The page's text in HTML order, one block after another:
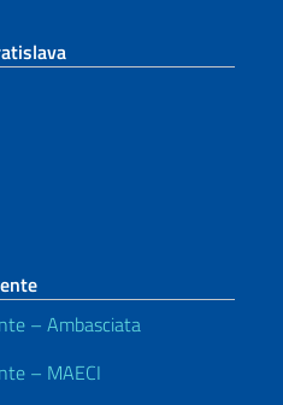
– Ambasciata
– MAECI